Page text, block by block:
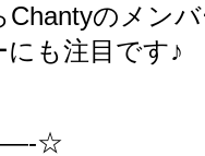
のメン
も注目です♪
☆